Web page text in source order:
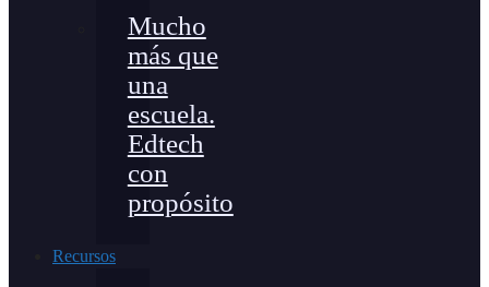
Mucho
más que
una
escuela.
Edtech
con
propósito
Recursos